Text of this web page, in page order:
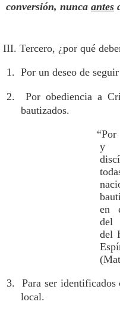
conversión, nunca antes
III. Tercero, ¿por qué
1. Por un deseo de
2. Por obediencia a
bautizados.
y
en
del
del
3. Para ser identificados
local.